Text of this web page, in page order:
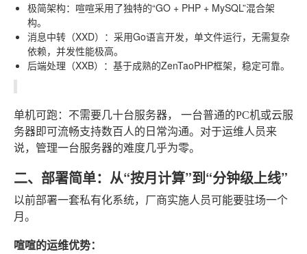
极简架构：喧喧采用了独特的“GO + PHP + MySQL”混合架
构。
消息中转（XXD） ：采用Go语言开发，单文件运行，无需复杂
依赖，并发性能极高。
后端处理（XXB） ：基于成熟的ZenTaoPHP框架，稳定可靠。
单机可跑 ：不需要几十台服务器， 一台普通的PC机或云服
务器即可流畅支持数百人的日常沟通。对于运维人员来
说，管理一台服务器的难度几乎为零。
二、部署简单：从“按月计算”到“分钟级上线”
以前部署一套私有化系统，厂商实施人员可能要驻场一个
月。
喧喧的运维优势：